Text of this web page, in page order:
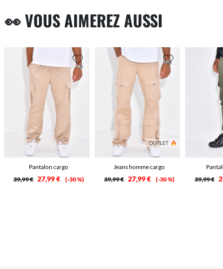
👀 VOUS AIMEREZ AUSSI
Pantalon cargo
39,99 € 27,99 € -30 %
Jeans homme cargo
39,99 € 27,99 € -30 %
39,99 €